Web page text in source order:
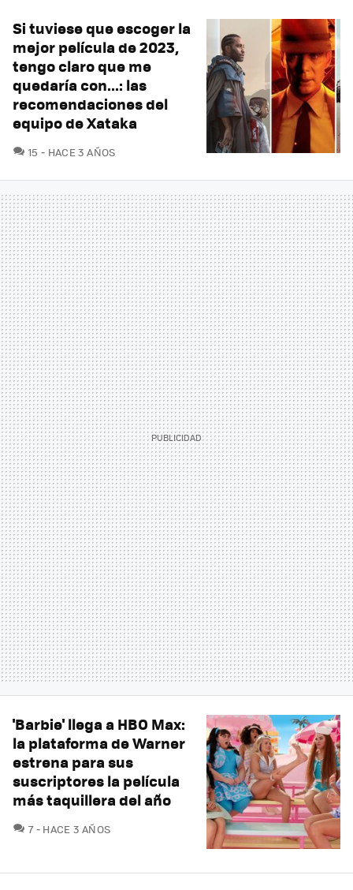
Si tuviese que escoger la
mejor película de 2023,
tengo claro que me
quedaría con...: las
recomendaciones del
equipo de Xataka
15 COMENTARIOS
HACE 3 AÑOS
'Barbie' llega a HBO Max:
la plataforma de Warner
estrena para sus
suscriptores la película
más taquillera del año
7COMENTARIOS
HACE 3 AÑOS